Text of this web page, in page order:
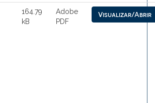
164.79
kB
Adobe
PDF
Visualizar/Abrir